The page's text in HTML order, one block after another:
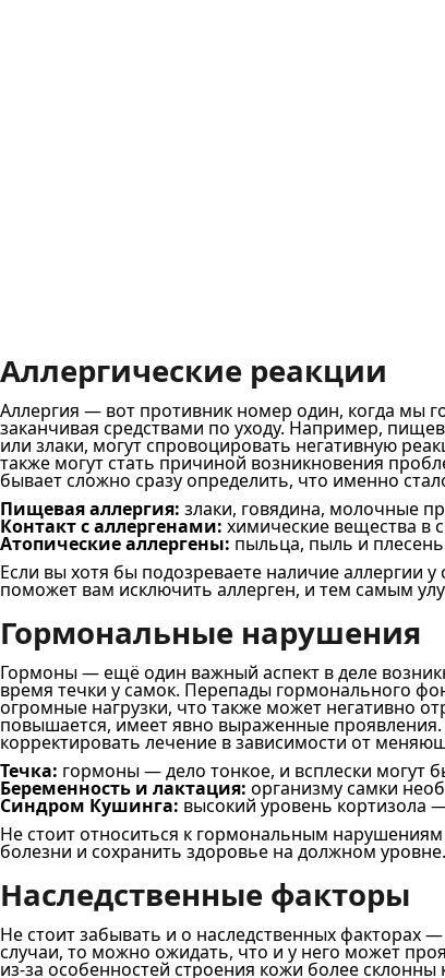
Аллергические реакции
Аллергия — вот противник номер один, когда мы
заканчивая средствами по уходу. Например,
или злаки, могут спровоцировать негативную
также могут стать причиной возникновения
бывает сложно сразу определить, что именно
Пищевая аллергия: злаки, говядина, молочные
Контакт с аллергенами: химические вещества в
Атопические аллергены: пыльца, пыль и
Если вы хотя бы подозреваете наличие аллергии
поможет вам исключить аллерген, и тем самым
Гормональные нарушения
Гормоны — ещё один важный аспект в деле
время течки у самок. Перепады гормонального
огромные нагрузки, что также может негативно
повышается, имеет явно выраженные
корректировать лечение в зависимости от
Течка: гормоны — дело тонкое, и всплески могут
Беременность и лактация: организму самки
Синдром Кушинга: высокий уровень кортизола
Не стоит относиться к гормональным
болезни и сохранить здоровье на должном уровне.
Наследственные факторы
Не стоит забывать и о наследственных
случаи, то можно ожидать, что и у него может
из-за особенностей строения кожи более